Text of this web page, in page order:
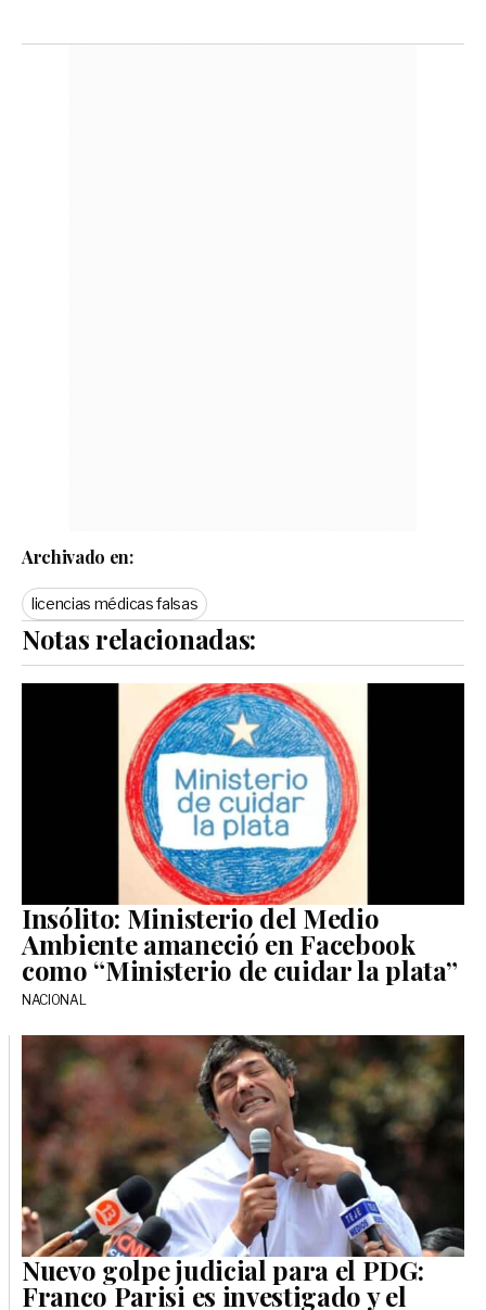
Archivado en:
licencias médicas falsas
Notas relacionadas:
Insólito: Ministerio del Medio
Ambiente amaneció en Facebook
como “Ministerio de cuidar la plata”
NACIONAL
Nuevo golpe judicial para el PDG:
Franco Parisi es investigado y el